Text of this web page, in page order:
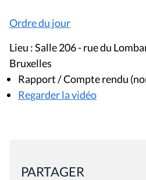
Ordre du jour
Lieu : Salle 206 - rue du
Bruxelles
Rapport / Compte rendu
Regarder la vidéo
PARTAGER